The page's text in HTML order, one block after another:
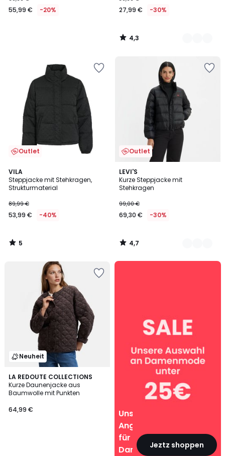
Statt
angewendet.
55,99 € -20% 27,99 € -30%
4,3
/
Outlet
VILA
Steppjacke mit Stehkragen,
Strukturmaterial
89,99 €
53,99 € -40%
5
/
5
5
/
Outlet
LEVI'S
Kurze Steppjacke mit
Stehkragen
99,00 €
69,30 € -30%
4,7
/ 5
2
Farben
4,7
/
Neuheit
LA REDOUTE COLLECTIONS
Kurze Daunenjacke aus
Baumwolle mit Punkten
64,99 €
Unsere
Angebote
für
Damen
Jeztz shoppen
Unsere